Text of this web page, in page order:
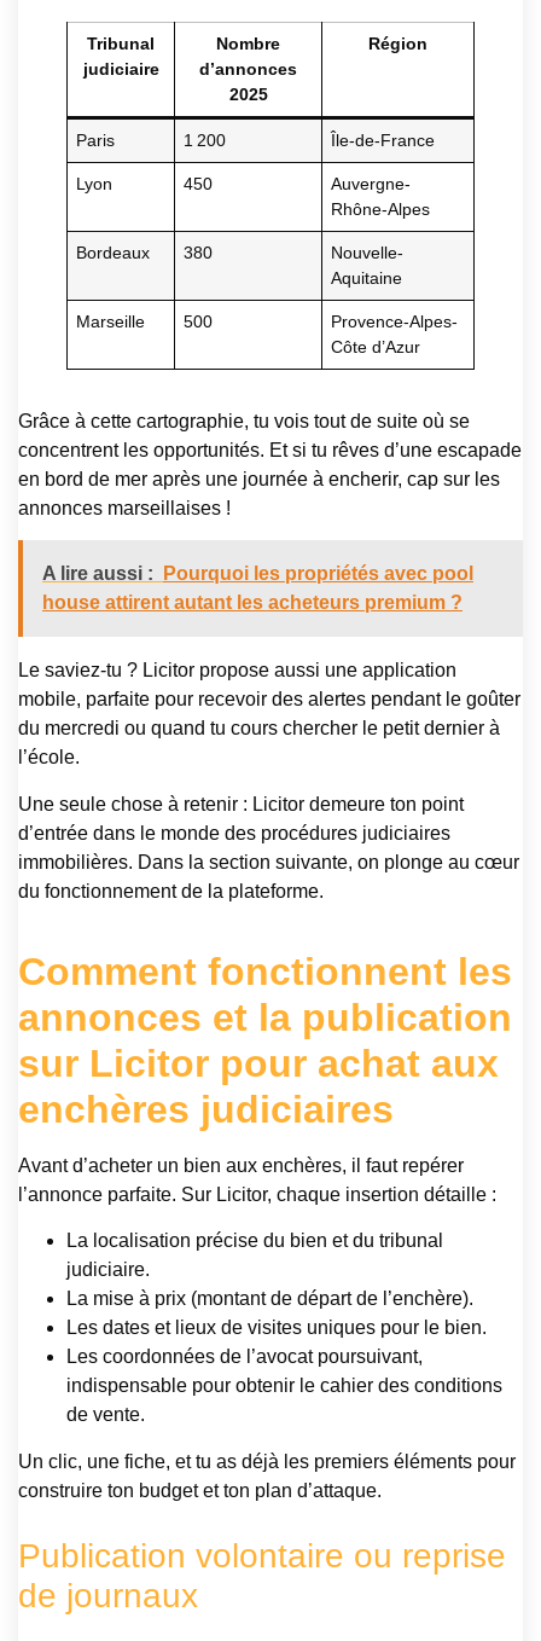
Tribunal
judiciaire
Nombre
d’annonces
2025
Région
Paris 1 200 Île-de-France
Lyon 450
Auvergne-
Rhône-Alpes
Bordeaux 380
Nouvelle-
Aquitaine
Marseille 500
Provence-Alpes-
Côte d’Azur
Grâce à cette cartographie, tu vois tout de suite où se
concentrent les opportunités. Et si tu rêves d’une escapade
en bord de mer après une journée à encherir, cap sur les
annonces marseillaises !
A lire aussi :
Pourquoi les propriétés avec pool
house attirent autant les acheteurs premium ?
Le saviez-tu ? Licitor propose aussi une application
mobile, parfaite pour recevoir des alertes pendant le goûter
du mercredi ou quand tu cours chercher le petit dernier à
l’école.
Une seule chose à retenir : Licitor demeure ton point
d’entrée dans le monde des procédures judiciaires
immobilières. Dans la section suivante, on plonge au cœur
du fonctionnement de la plateforme.
Comment fonctionnent les
annonces et la publication
sur Licitor pour achat aux
enchères judiciaires
Avant d’acheter un bien aux enchères, il faut repérer
l’annonce parfaite. Sur Licitor, chaque insertion détaille :
La localisation précise du bien et du tribunal
judiciaire.
La mise à prix (montant de départ de l’enchère).
Les dates et lieux de visites uniques pour le bien.
Les coordonnées de l’avocat poursuivant,
indispensable pour obtenir le cahier des conditions
de vente.
Un clic, une fiche, et tu as déjà les premiers éléments pour
construire ton budget et ton plan d’attaque.
Publication volontaire ou reprise
de journaux